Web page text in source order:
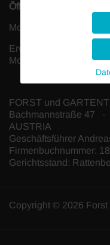
Öffnungszeiten:
Mo-Fr 08:00-12:00 und
Erweiterte
Mo-Fr 08:00-12:00 und
FORST und
Bachmannstraße 47
AUSTRIA
Geschäftsführer
Firmenbuchnummer:
Gerichtsstand:
Copyright © 2026 Forst